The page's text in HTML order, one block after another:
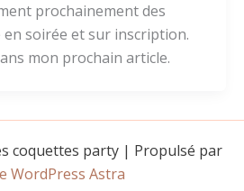
prochainement des
soirée et sur inscription.
mon prochain article.
coquettes party | Propulsé par
WordPress Astra